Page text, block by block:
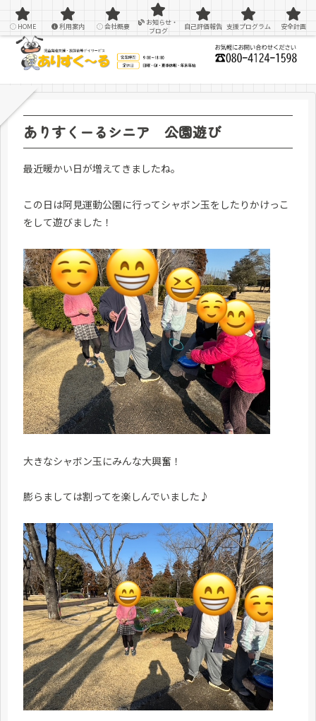
感覚統合療法を用いた療育＆支援
ありすくーるシニア 公園遊び
最近暖かい日が増えてきましたね。
この日は阿見運動公園に行ってシャボン玉をしたりかけっこ
をして遊びました！
大きなシャボン玉にみんな大興奮！
膨らましては割ってを楽しんでいました♪
HOME 利用案内 会社概要
お知らせ・
ブログ
自己評価報告 支援プログラム 安全計画